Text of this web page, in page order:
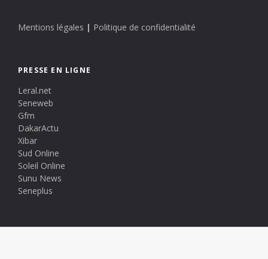
Mentions légales | Politique de confidentialité
PRESSE EN LIGNE
Leral.net
Seneweb
Gfm
DakarActu
Xibar
Sud Online
Soleil Online
Sunu News
Seneplus